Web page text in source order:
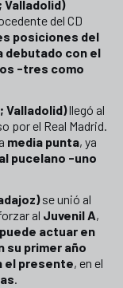
Valladolid)
del CD
posiciones del
debutado con el
-tres como
Valladolid)llegó al
por el Real Madrid.
media punta, ya
pucelano -uno
se unió al
al Juvenil A,
puede actuar en
su primer año
el presente, en el
.